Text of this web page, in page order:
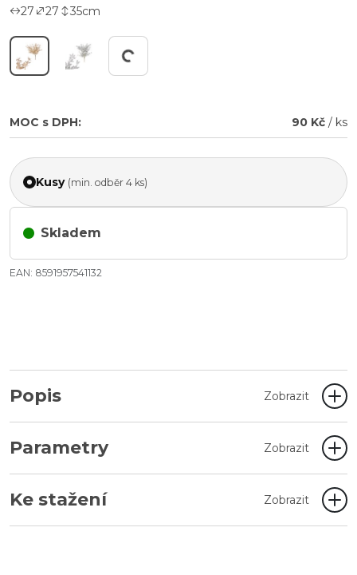
27 27 35cm
Pracuji...
MOC s DPH: 90 Kč / ks
Kusy (min. odběr 4 ks)
Skladem
EAN: 8591957541132
Popis Zobrazit
Parametry Zobrazit
Ke stažení Zobrazit